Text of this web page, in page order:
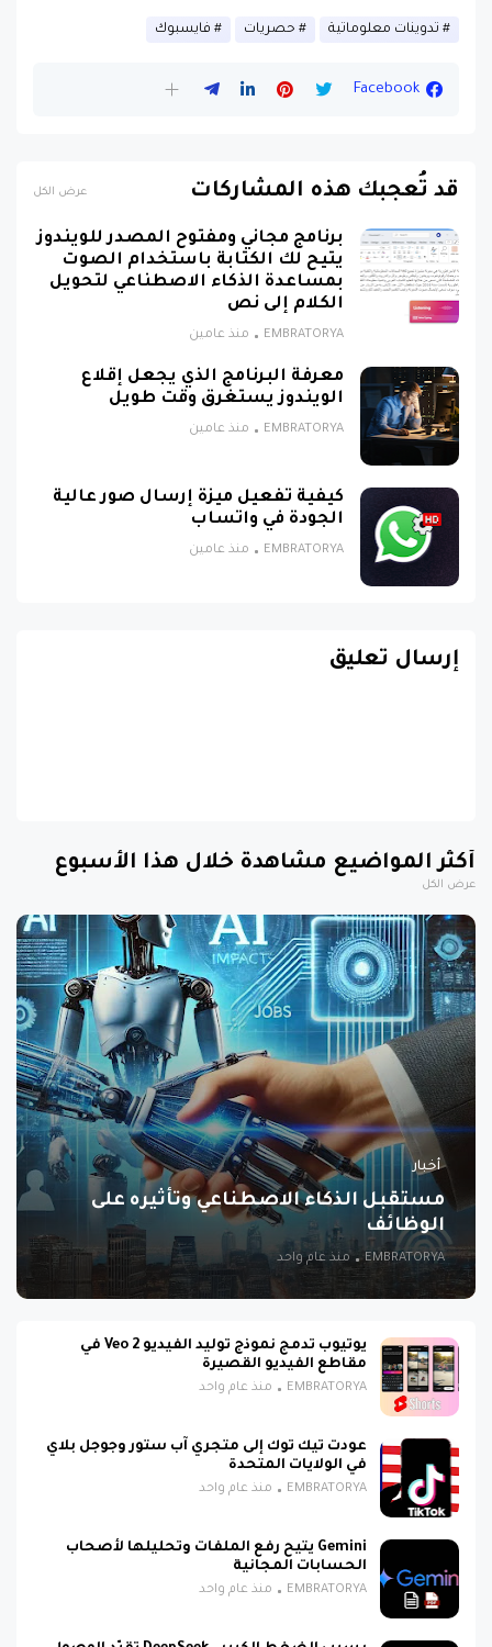
تدوينات معلوماتية حصريات فايسبوك
Facebook
قد تُعجبك هذه المشاركات عرض الكل
برنامج مجاني ومفتوح المصدر للويندوز
يتيح لك الكتابة باستخدام الصوت
بمساعدة الذكاء الاصطناعي لتحويل
الكلام إلى نص
EMBRATORYA منذ عامين
معرفة البرنامج الذي يجعل إقلاع
الويندوز يستغرق وقت طويل
EMBRATORYA منذ عامين
كيفية تفعيل ميزة إرسال صور عالية
الجودة في واتساب
EMBRATORYA منذ عامين
إرسال تعليق
أكثر المواضيع مشاهدة خلال هذا الأسبوع
عرض الكل
أخبار
مستقبل الذكاء الاصطناعي وتأثيره على
الوظائف
EMBRATORYA منذ عام واحد
يوتيوب تدمج نموذج توليد الفيديو Veo 2 في
مقاطع الفيديو القصيرة
EMBRATORYA منذ عام واحد
عودت تيك توك إلى متجري آب ستور وجوجل بلاي
في الولايات المتحدة
EMBRATORYA منذ عام واحد
Gemini يتيح رفع الملفات وتحليلها لأصحاب
الحسابات المجانية
EMBRATORYA منذ عام واحد